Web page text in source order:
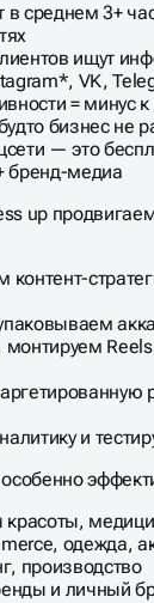
среднем 3+
ищут
VK,
= минус
бизнес не
— это
бренд-медиа
up
контент-
и
красоты,
одежда,
производство
и личный